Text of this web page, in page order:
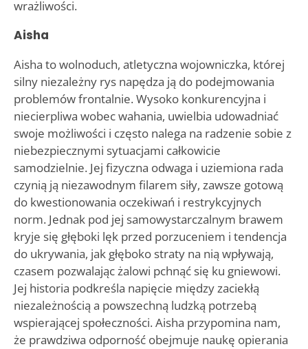
wrażliwości.
Aisha
Aisha to wolnoduch, atletyczna wojowniczka, której
silny niezależny rys napędza ją do podejmowania
problemów frontalnie. Wysoko konkurencyjna i
niecierpliwa wobec wahania, uwielbia udowadniać
swoje możliwości i często nalega na radzenie sobie z
niebezpiecznymi sytuacjami całkowicie
samodzielnie. Jej fizyczna odwaga i uziemiona rada
czynią ją niezawodnym filarem siły, zawsze gotową
do kwestionowania oczekiwań i restrykcyjnych
norm. Jednak pod jej samowystarczalnym brawem
kryje się głęboki lęk przed porzuceniem i tendencja
do ukrywania, jak głęboko straty na nią wpływają,
czasem pozwalając żalowi pchnąć się ku gniewowi.
Jej historia podkreśla napięcie między zaciekłą
niezależnością a powszechną ludzką potrzebą
wspierającej społeczności. Aisha przypomina nam,
że prawdziwa odporność obejmuje naukę opierania